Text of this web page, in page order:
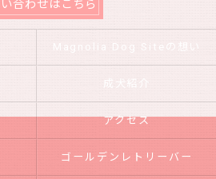
合わせはこちら
Magnolia Dog Siteの想い
成犬紹介
アクセス
ゴールデンレトリーバー